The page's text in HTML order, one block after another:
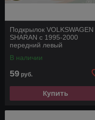
Подкрылок VOLKSWAGEN
SHARAN с 1995-2000
передний левый
В наличии
59 руб.
Купить